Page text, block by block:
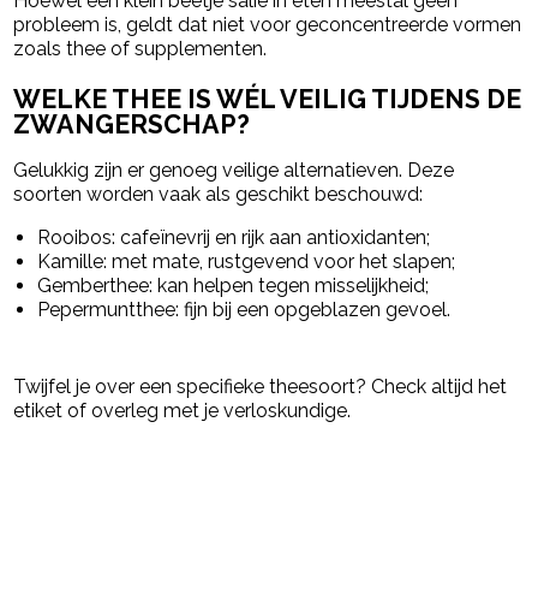
probleem is, geldt dat niet voor geconcentreerde vormen
zoals thee of supplementen.
WELKE THEE IS WÉL VEILIG TIJDENS DE
ZWANGERSCHAP?
Gelukkig zijn er genoeg veilige alternatieven. Deze
soorten worden vaak als geschikt beschouwd:
Rooibos: cafeïnevrij en rijk aan antioxidanten;
Kamille: met mate, rustgevend voor het slapen;
Gemberthee: kan helpen tegen misselijkheid;
Pepermuntthee: fijn bij een opgeblazen gevoel.
Twijfel je over een specifieke theesoort? Check altijd het
etiket of overleg met je verloskundige.